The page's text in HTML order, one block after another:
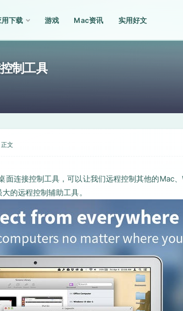
用下载 游戏 Mac资讯 实用好文
制工具
正文
面连接控制工具，可以让我们远程控制其他的Mac
的远程控制辅助工具。